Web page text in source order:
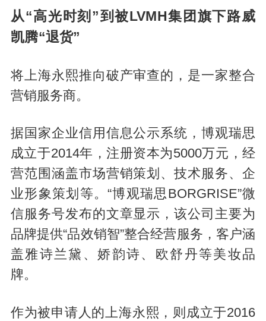
从“高光时刻”到被LVMH集团旗下路威
凯腾“退货”
将上海永熙推向破产审查的，是一家整合
营销服务商。
据国家企业信用信息公示系统，博观瑞思
成立于2014年，注册资本为5000万元，经
营范围涵盖市场营销策划、技术服务、企
业形象策划等。“博观瑞思BORGRISE”微
信服务号发布的文章显示，该公司主要为
品牌提供“品效销智”整合经营服务，客户涵
盖雅诗兰黛、娇韵诗、欧舒丹等美妆品
牌。
作为被申请人的上海永熙，则成立于2016